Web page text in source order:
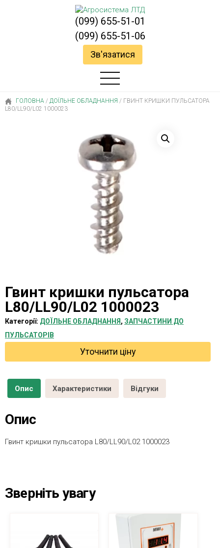
(099) 655-51-01
(099) 655-51-06
Зв'язатися
ГОЛОВНА / ДОЇЛЬНЕ ОБЛАДНАННЯ / ГВИНТ КРИШКИ ПУЛЬСАТОРА
L80/LL90/L02 1000023
Гвинт кришки пульсатора
L80/LL90/L02 1000023
Категорії: ДОЇЛЬНЕ ОБЛАДНАННЯ , ЗАПЧАСТИНИ ДО
ПУЛЬСАТОРІВ
Уточнити ціну
Опис Характеристики Відгуки
Опис
Гвинт кришки пульсатора L80/LL90/L02 1000023
Зверніть увагу